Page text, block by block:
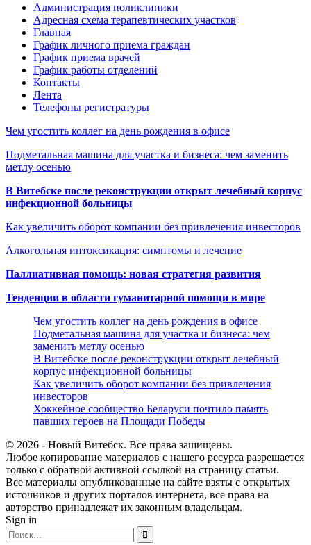
Администрация поликлиники
Адресная схема терапевтических участков
Главная
График личного приема граждан
График приема врачей
График работы отделений
Контакты
Лента
Телефоны регистратуры
Чем угостить коллег на день рождения в офисе
Подметальная машина для участка и бизнеса: чем заменить
метлу осенью
В Витебске после реконструкции открыт лечебный корпус
инфекционной больницы
Как увеличить оборот компании без привлечения инвесторов
Алкогольная интоксикация: симптомы и лечение
Паллиативная помощь: новая стратегия развития
Тенденции в области гуманитарной помощи в мире
Чем угостить коллег на день рождения в офисе
Подметальная машина для участка и бизнеса: чем
заменить метлу осенью
В Витебске после реконструкции открыт лечебный
корпус инфекционной больницы
Как увеличить оборот компании без привлечения
инвесторов
Хоккейное сообщество Беларуси почтило память
павших героев на Площади Победы
© 2026 - Новый Витебск. Все права защищены.
Любое копирование материалов с нашего ресурса разрешается
только с обратной активной ссылкой на страницу статьи.
Все материалы опубликованные на сайте взяты с открытых
источников и других порталов интернета, все права на
авторство принадлежат их законным владельцам.
Sign in